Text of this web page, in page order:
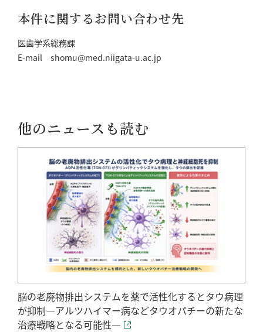
本件に関するお問い合わせ先
医歯学系総務課
E-mail shomu@med.niigata-u.ac.jp
他のニュースも読む
脳の老廃物排出システムを薬で活性化するとタウ病理
が抑制―アルツハイマー病などタウオパチーの新たな
治療戦略となる可能性―